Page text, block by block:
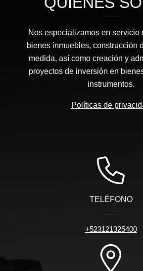
Nos especializamos en servicio
bienes inmuebles, construcción
medida, así como creación y
proyectos de inversión en
instrumentos.
Políticas de
TELÉFONO
+523121325400